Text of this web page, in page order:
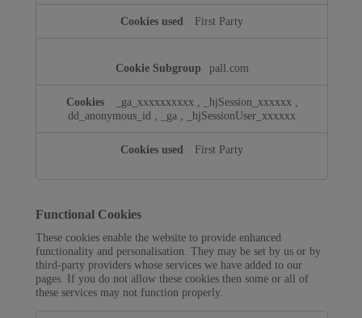
First Party
pall.com
_ga_xxxxxxxxxx , _hjSession_xxxxxx ,
dd_anonymous_id , _ga , _hjSessionUser_xxxxxx
First Party
Functional Cookies
These cookies enable the website to provide enhanced
functionality and personalisation. They may be set by us or by
third-party providers whose services we have added to our
pages. If you do not allow these cookies then some or all of
these services may not function properly.